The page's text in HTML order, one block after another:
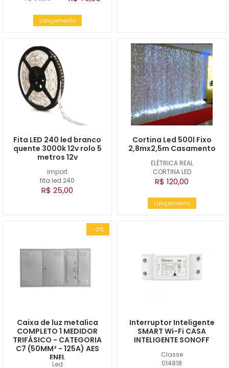
Lançamento
import
fita led 240
Fita LED 240 led branco
quente 3000k 12v rolo 5
metros 12v
R$ 25,00
ELÉTRICA REAL
CORTINA LED
Cortina Led 500l Fixo
2,8mx2,5m Casamento
R$ 120,00
Lançamento
-2%
Led
Caixa de luz metalica
COMPLETO 1 MEDIDOR
TRIFÁSICO - CATEGORIA
C7 (50MM² - 125A) AES
ENEL
Classe
014818
Interruptor Inteligente
SMART Wi-Fi CASA
INTELIGENTE SONOFF